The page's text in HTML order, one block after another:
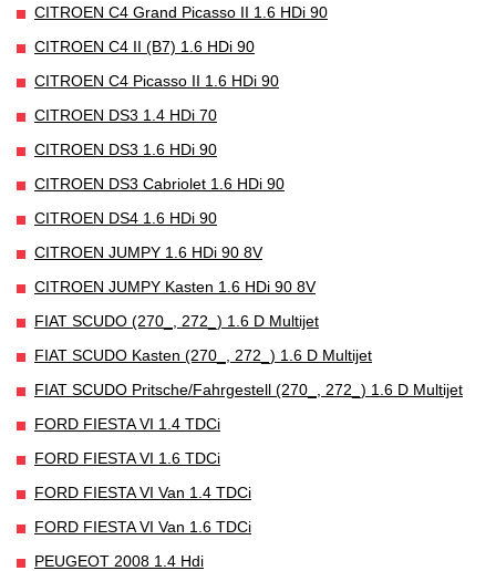
CITROEN C4 Grand Picasso II 1.6 HDi 90
CITROEN C4 II (B7) 1.6 HDi 90
CITROEN C4 Picasso II 1.6 HDi 90
CITROEN DS3 1.4 HDi 70
CITROEN DS3 1.6 HDi 90
CITROEN DS3 Cabriolet 1.6 HDi 90
CITROEN DS4 1.6 HDi 90
CITROEN JUMPY 1.6 HDi 90 8V
CITROEN JUMPY Kasten 1.6 HDi 90 8V
FIAT SCUDO (270_, 272_) 1.6 D Multijet
FIAT SCUDO Kasten (270_, 272_) 1.6 D Multijet
FIAT SCUDO Pritsche/Fahrgestell (270_, 272_) 1.6 D Multijet
FORD FIESTA VI 1.4 TDCi
FORD FIESTA VI 1.6 TDCi
FORD FIESTA VI Van 1.4 TDCi
FORD FIESTA VI Van 1.6 TDCi
PEUGEOT 2008 1.4 Hdi